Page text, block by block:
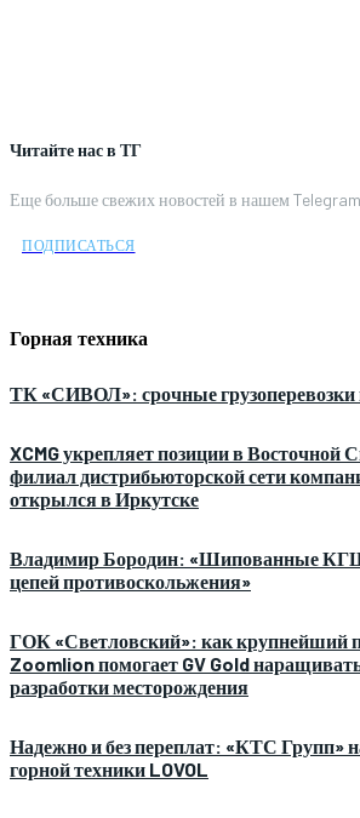
Читайте нас в ТГ
Еще больше свежих новостей в нашем
ПОДПИСАТЬСЯ
Горная техника
ТК «СИВОЛ»: срочные грузоперевозки
XCMG укрепляет позиции в Восточной
филиал дистрибьюторской сети
открылся в Иркутске
Владимир Бородин: «Шипованные
цепей противоскольжения»
ГОК «Светловский»: как крупнейший
Zoomlion помогает GV Gold
разработки месторождения
Надежно и без переплат: «КТС Групп»
горной техники LOVOL